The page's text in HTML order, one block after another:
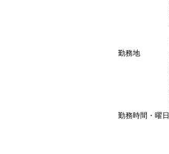
勤務地
勤務時間・曜日